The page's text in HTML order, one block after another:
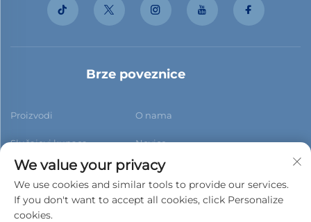
Brze poveznice
Proizvodi O nama
Slučajevi kupaca Novice
Kontaktiraj nas Blog
We value your privacy
We use cookies and similar tools to provide our services.
If you don't want to accept all cookies, click Personalize
cookies.